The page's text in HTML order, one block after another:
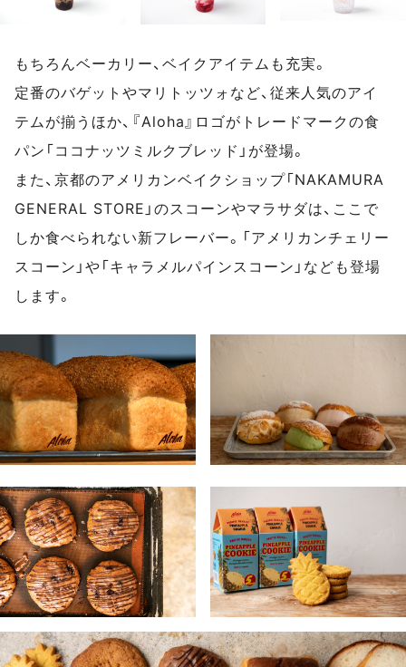
もちろんベーカリー、ベイクアイテムも充実。
定番のバゲットやマリトッツォなど、従来人気のアイ
テムが揃うほか、『Aloha』ロゴがトレードマークの食
パン「ココナッツミルクブレッド」が登場。
また、京都のアメリカンベイクショップ「NAKAMURA
GENERAL STORE」のスコーンやマラサダは、ここで
しか食べられない新フレーバー。「アメリカンチェリー
スコーン」や「キャラメルパインスコーン」なども登場
します。